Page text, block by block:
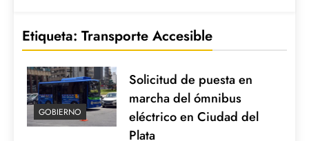
Etiqueta: Transporte Accesible
GOBIERNO
Solicitud de puesta en
marcha del ómnibus
eléctrico en Ciudad del
Plata